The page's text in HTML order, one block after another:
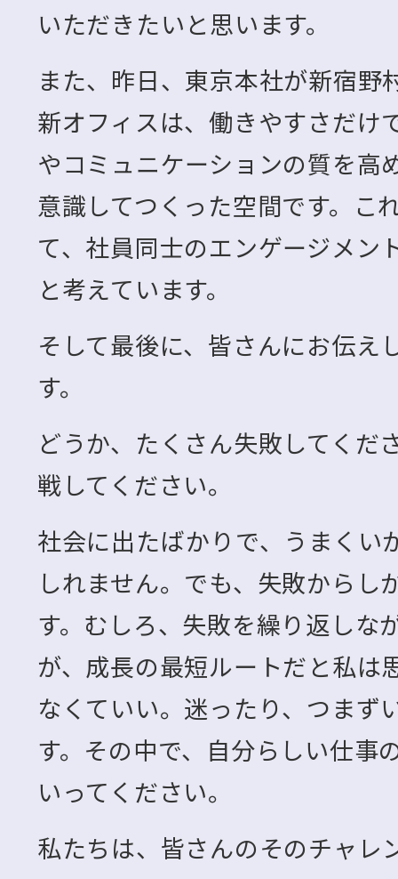
いただきたいと思います。
また、昨日、東京本社が新宿
新オフィスは、働きやすさだけ
やコミュニケーションの質を高
意識してつくった空間です。こ
て、社員同士のエンゲージメン
と考えています。
そして最後に、皆さんにお伝え
す。
どうか、たくさん失敗してくだ
戦してください。
社会に出たばかりで、うまくい
しれません。でも、失敗からし
す。むしろ、失敗を繰り返しな
が、成長の最短ルートだと私は
なくていい。迷ったり、つまず
す。その中で、自分らしい仕事
いってください。
私たちは、皆さんのそのチャレ